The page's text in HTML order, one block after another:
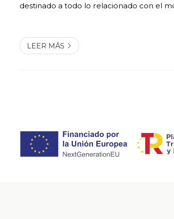
destinado a todo lo relacionado con el
LEER MÁS